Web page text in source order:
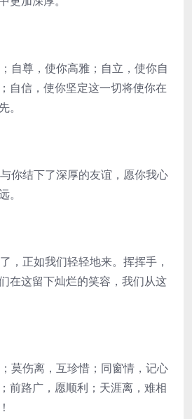
自尊，使你高雅；自立，使你自
自信，使你坚定这一切将使你在
。
你结下了深厚的友谊，愿你我心
。
，正如我们轻轻地来。挥挥手，
在这留下灿烂的笑容，我们从这
莫伤离，互珍惜；同窗情，记心
前路广，愿顺利；天涯离，难相